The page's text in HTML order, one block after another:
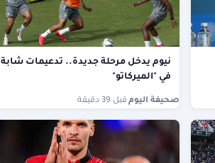
نيوم يدخل مرحلة جديدة.. تدعيمات شابة
في "الميركاتو"
صحيفة اليوم· قبل 39 دقيقة